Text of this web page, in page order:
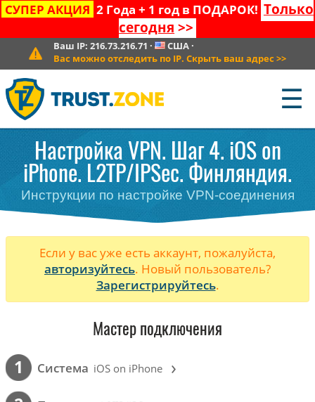
СУПЕР АКЦИЯ 2 Года + 1 год в ПОДАРОК! Только
сегодня >>
Ваш IP: 216.73.216.71 · США·
Вас можно отследить по IP. Скрыть ваш адрес >>
☰
Настройка VPN. Шаг 4. iOS on
iPhone. L2TP/IPSec. Финляндия.
Инструкции по настройке VPN-соединения
Если у вас уже есть аккаунт, пожалуйста,
авторизуйтесь. Новый пользователь?
Зарегистрируйтесь.
Мастер подключения
1 Cистема iOS on iPhone ›